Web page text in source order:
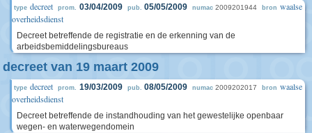
type decreet prom. 03/04/2009 pub. 05/05/2009 numac 2009201944 bron waalse
overheidsdienst
Decreet betreffende de registratie en de erkenning van de
arbeidsbemiddelingsbureaus
decreet van 19 maart 2009
type decreet prom. 19/03/2009 pub. 08/05/2009 numac 2009202017 bron waalse
overheidsdienst
Decreet betreffende de instandhouding van het gewestelijke openbaar
wegen- en waterwegendomein